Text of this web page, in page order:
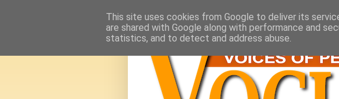
This site uses cookies from Google to deliver its
are shared with Google along with performance and
statistics, and to detect and address abuse.